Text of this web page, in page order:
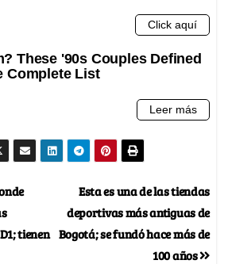
Esta es una de las tiendas
deportivas más antiguas de
Bogotá; se fundó hace más de
100 años
tienen